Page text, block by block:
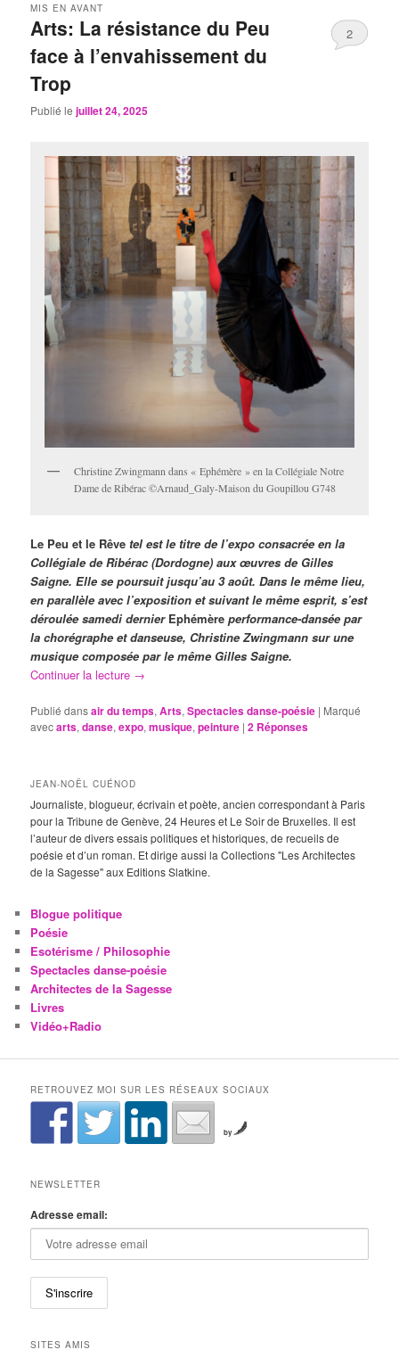
Arts: La résistance du Peu
face à l’envahissement du
Trop
MIS EN AVANT
Publié lejuillet 24, 2025
2
Christine Zwingmann dans « Ephémère » en la Collégiale Notre
Dame de Ribérac ©Arnaud_Galy-Maison du Goupillou G748
Le Peu et le Rêve tel est le titre de l’expo consacrée en la
Collégiale de Ribérac (Dordogne) aux œuvres de Gilles
Saigne. Elle se poursuit jusqu’au 3 août. Dans le même lieu,
en parallèle avec l’exposition et suivant le même esprit, s’est
déroulée samedi dernier Ephémère performance-dansée par
la chorégraphe et danseuse, Christine Zwingmann sur une
musique composée par le même Gilles Saigne.
Continuer la lecture →
Publié dansair du temps,Arts,Spectacles danse-poésie | Marqué
avecarts,danse,expo,musique,peinture |2 Réponses
JEAN-NOËL CUÉNOD
Journaliste, blogueur, écrivain et poète, ancien correspondant à Paris
pour la Tribune de Genève, 24 Heures et Le Soir de Bruxelles. Il est
l’auteur de divers essais politiques et historiques, de recueils de
poésie et d’un roman. Et dirige aussi la Collections "Les Architectes
de la Sagesse" aux Editions Slatkine.
Blogue politique
Poésie
Esotérisme / Philosophie
Spectacles danse-poésie
Architectes de la Sagesse
Livres
Vidéo+Radio
RETROUVEZ MOI SUR LES RÉSEAUX SOCIAUX
by
NEWSLETTER
Adresse email:
SITES AMIS